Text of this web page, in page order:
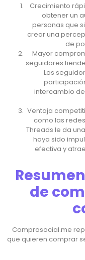
Crecimiento
obtener un
personas que
crear una
de
Mayor
seguidores
Los
intercambio
Ventaja
como las
Threads le da
haya sido
efectiva y
de
Comprasocial.me
que quieren comprar